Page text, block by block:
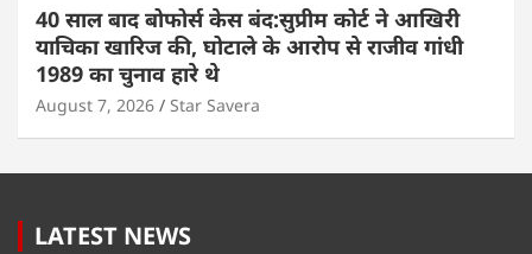
40 साल बाद बोफोर्स केस बंद:सुप्रीम कोर्ट ने आखिरी
याचिका खारिज की, घोटाले के आरोप से राजीव गांधी
1989 का चुनाव हारे थे
August 7, 2026 Star Savera
LATEST NEWS